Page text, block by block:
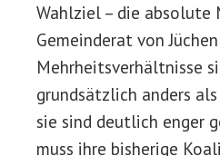
Wahlziel – die absolute
Gemeinderat von
Mehrheitsverhältnisse
grundsätzlich anders
sie sind deutlich enger
muss ihre bisherige